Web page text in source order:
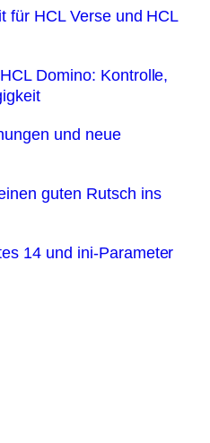
für HCL Verse und HCL
Domino: Kontrolle,
und neue
guten Rutsch ins
14 und ini-Parameter